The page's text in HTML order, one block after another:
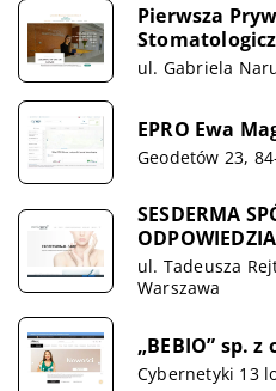
Pierwsza
ul. Gabriela
EPRO Ewa
Geodetów 23,
SESDERMA
ul. Tadeusza
Warszawa
„BEBIO” sp. z
Cybernetyki 13